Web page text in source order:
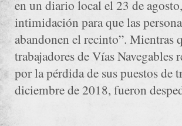
en un diario local el 23 de
intimidación para que las
abandonen el recinto”. Mientras
trabajadores de Vías Navegables
por la pérdida de sus puestos de
diciembre de 2018, fueron